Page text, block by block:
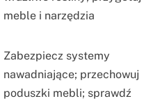
meble i narzędzia
Zabezpiecz systemy
nawadniające; przechowuj
poduszki mebli; sprawdź